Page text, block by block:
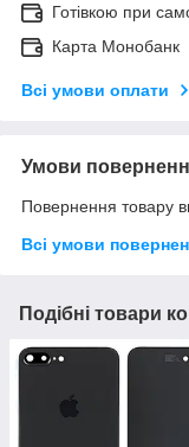
Готівкою при
Карта Монобанк
Всі умови оплати
Умови
Повернення товару
Всі умови
Подібні товари